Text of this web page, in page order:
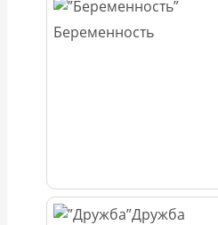
Беременность
Дружба